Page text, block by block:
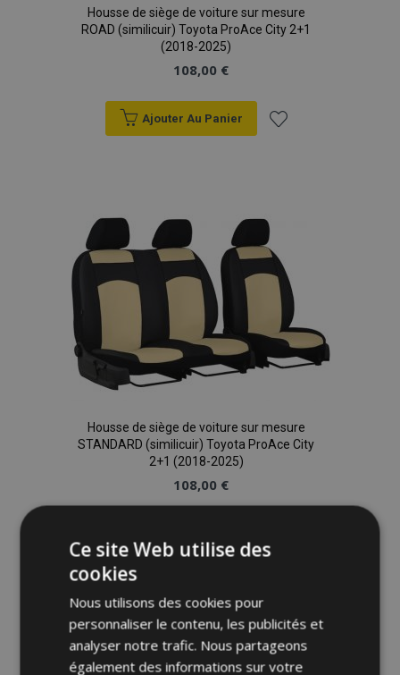
Housse de siège de voiture sur mesure
ROAD (similicuir) Toyota ProAce City 2+1
(2018-2025)
108,00 €
Ajouter Au Panier
liste
d'achats
Housse de siège de voiture sur mesure
STANDARD (similicuir) Toyota ProAce City
2+1 (2018-2025)
108,00 €
liste
Ce site Web utilise des
cookies
Nous utilisons des cookies pour
personnaliser le contenu, les publicités et
analyser notre trafic. Nous partageons
également des informations sur votre